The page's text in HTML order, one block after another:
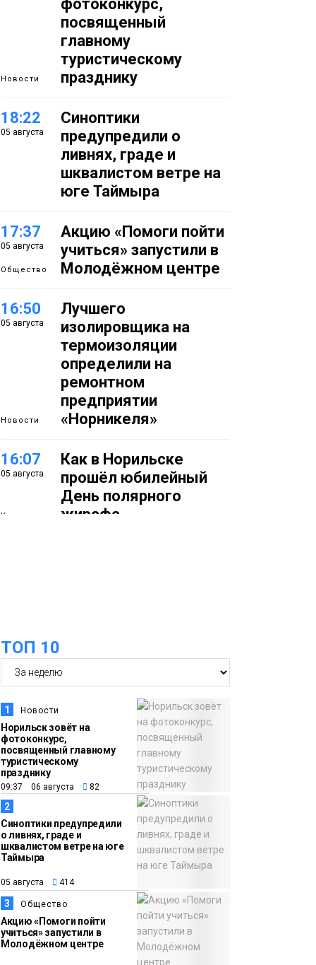
Новости
фотоконкурс,
посвященный
главному
туристическому
празднику
18:22
05 августа
Синоптики
предупредили о
ливнях, граде и
шквалистом ветре на
юге Таймыра
17:37
05 августа
Общество
Акцию «Помоги пойти
учиться» запустили в
Молодёжном центре
16:50
05 августа
Новости
Лучшего
изолировщика на
термоизоляции
определили на
ремонтном
предприятии
«Норникеля»
16:07
05 августа
Культура
Как в Норильске
прошёл юбилейный
День полярного
жирафа
15:00
Фото
Юбилейный X-WATERS
собрал в Дудинке
более 120 пловцов со
всей России
14:36
05 августа
Современные и
комфортные
гардеробные блоки в
АТО «НПТБТ»
обустроили по
программе «Сделано
с заботой»
13:58
05 августа
Новости
«Морозное дерби»
стартует в Норильске
3 сентября
ТОП 10
1 Новости
Норильск зовёт на
фотоконкурс,
посвященный главному
туристическому
празднику
09:37 06 августа 82
2
Синоптики предупредили
о ливнях, граде и
шквалистом ветре на юге
Таймыра
05 августа 414
3 Общество
Акцию «Помоги пойти
учиться» запустили в
Молодёжном центре